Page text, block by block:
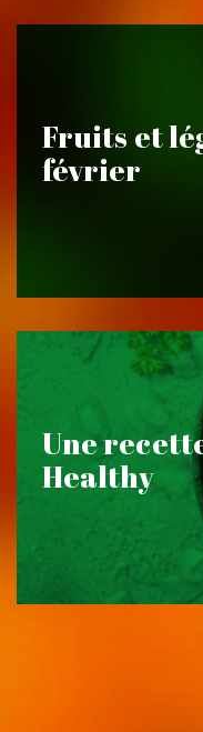
Fruits et
février
Une
Healthy